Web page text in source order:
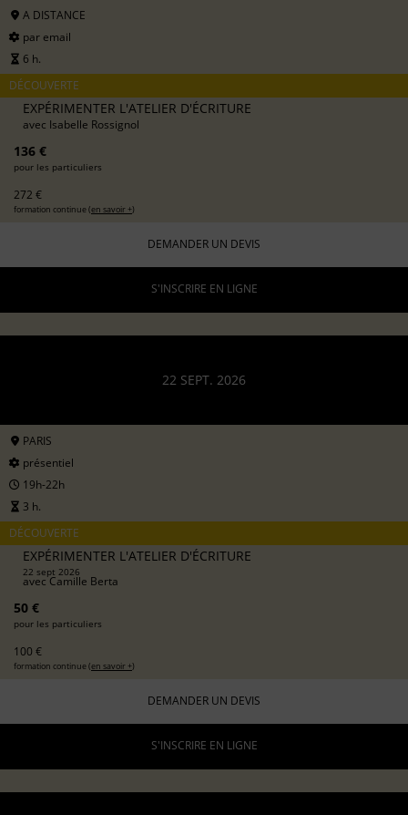
A DISTANCE
par email
6 h.
DÉCOUVERTE
EXPÉRIMENTER L'ATELIER D'ÉCRITURE
avec Isabelle Rossignol
136 €
pour les particuliers
272 €
formation continue (en savoir +)
DEMANDER UN DEVIS
S'INSCRIRE EN LIGNE
22 SEPT. 2026
PARIS
présentiel
19h-22h
3 h.
DÉCOUVERTE
EXPÉRIMENTER L'ATELIER D'ÉCRITURE
22 sept 2026
avecCamille Berta
50 €
pour les particuliers
100 €
formation continue (en savoir +)
DEMANDER UN DEVIS
S'INSCRIRE EN LIGNE